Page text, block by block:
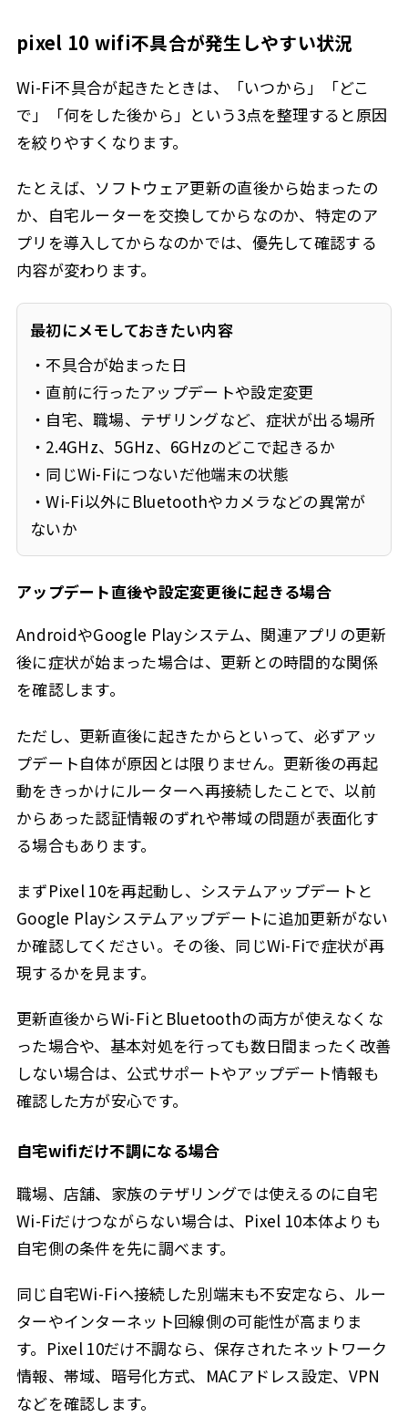
pixel 10 wifi不具合が発生しやすい状況
Wi-Fi不具合が起きたときは、「いつから」「どこ
で」「何をした後から」という3点を整理すると原因
を絞りやすくなります。
たとえば、ソフトウェア更新の直後から始まったの
か、自宅ルーターを交換してからなのか、特定のア
プリを導入してからなのかでは、優先して確認する
内容が変わります。
最初にメモしておきたい内容
・不具合が始まった日
・直前に行ったアップデートや設定変更
・自宅、職場、テザリングなど、症状が出る場所
・2.4GHz、5GHz、6GHzのどこで起きるか
・同じWi-Fiにつないだ他端末の状態
・Wi-Fi以外にBluetoothやカメラなどの異常が
ないか
アップデート直後や設定変更後に起きる場合
AndroidやGoogle Playシステム、関連アプリの更新
後に症状が始まった場合は、更新との時間的な関係
を確認します。
ただし、更新直後に起きたからといって、必ずアッ
プデート自体が原因とは限りません。更新後の再起
動をきっかけにルーターへ再接続したことで、以前
からあった認証情報のずれや帯域の問題が表面化す
る場合もあります。
まずPixel 10を再起動し、システムアップデートと
Google Playシステムアップデートに追加更新がない
か確認してください。その後、同じWi-Fiで症状が再
現するかを見ます。
更新直後からWi-FiとBluetoothの両方が使えなくな
った場合や、基本対処を行っても数日間まったく改善
しない場合は、公式サポートやアップデート情報も
確認した方が安心です。
自宅wifiだけ不調になる場合
職場、店舗、家族のテザリングでは使えるのに自宅
Wi-Fiだけつながらない場合は、Pixel 10本体よりも
自宅側の条件を先に調べます。
同じ自宅Wi-Fiへ接続した別端末も不安定なら、ルー
ターやインターネット回線側の可能性が高まりま
す。Pixel 10だけ不調なら、保存されたネットワーク
情報、帯域、暗号化方式、MACアドレス設定、VPN
などを確認します。